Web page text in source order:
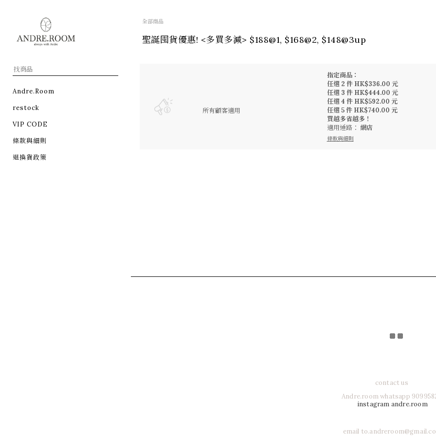
Andre.Room
restock
VIP CODE
條款與細則
退換貨政策
全部商品
聖誕囤貨優惠! <多買多減> $188@1, $168@2, $148@3up
所有顧客適用
指定商品：
任選 2 件 HK$336.00 元
任選 3 件 HK$444.00 元
任選 4 件 HK$592.00 元
任選 5 件 HK$740.00 元
買越多省越多！
適用通路： 網店
條款與細則
contact us
Andre.room whatsapp
instagram andre.room
email